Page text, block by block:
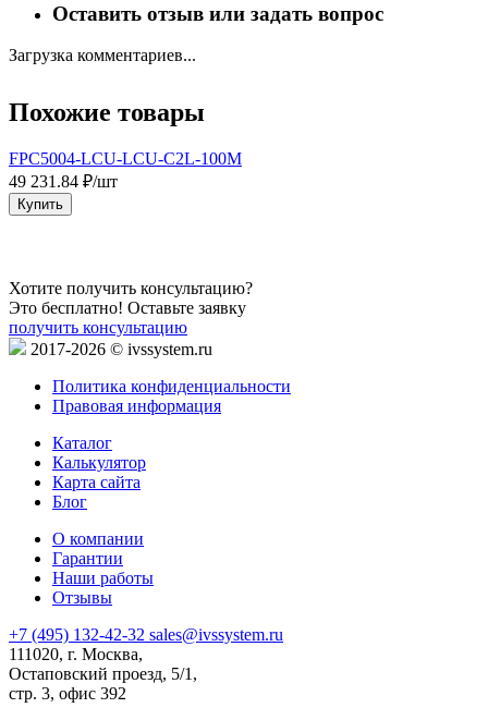
Оставить отзыв или задать вопрос
Загрузка комментариев...
Похожие товары
FPC5004-LCU-LCU-C2L-100M
49 231.84 ₽/шт
Купить
Хотите получить консультацию?
Это бесплатно! Оставьте заявку
получить консультацию
2017-2026 © ivssystem.ru
Политика конфиденциальности
Правовая информация
Каталог
Калькулятор
Карта сайта
Блог
О компании
Гарантии
Наши работы
Отзывы
+7 (495) 132-42-32 sales@ivssystem.ru
111020, г. Москва,
Остаповский проезд, 5/1,
стр. 3, офис 392